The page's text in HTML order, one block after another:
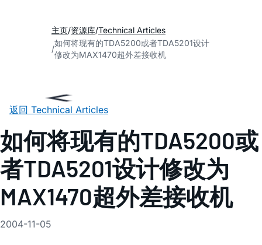
主页 资源库 Technical Articles
如何将现有的TDA5200或者TDA5201设计
修改为MAX1470超外差接收机
返回 Technical Articles
如何将现有的TDA5200或
者TDA5201设计修改为
MAX1470超外差接收机
2004-11-05